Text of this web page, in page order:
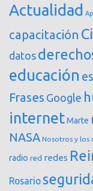
Actualidad
capacitación
datos
educación
Frases Google
internetMarte
NASA Nosotros y los
radio red redes
Rosario